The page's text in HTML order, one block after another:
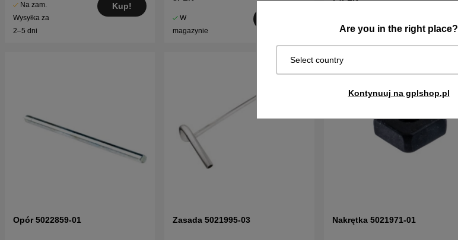
Are you in the right place?
Select country
Kontynuuj na gplshop.pl
Na zam.
Wysyłka za
2–5 dni
Kup!
W
magazynie
magazynie
Opór 5022859-01 Zasada 5021995-03 Nakrętka 5021971-01